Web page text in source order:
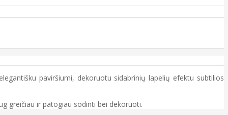
paviršiumi, dekoruotu sidabrinių lapelių efektu subtilios
greičiau ir patogiau sodinti bei dekoruoti.